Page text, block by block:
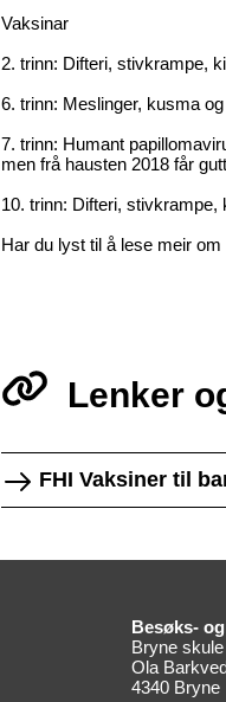
Vaksinar
2. trinn: Difteri, stivkrampe,
6. trinn: Meslinger, kusma
7. trinn: Humant
men frå hausten 2018 får
10. trinn: Difteri,
Har du lyst til å lese meir
Lenker
FHI Vaksiner til
Besøks-
Bryne skule
Ola
4340 Bryne